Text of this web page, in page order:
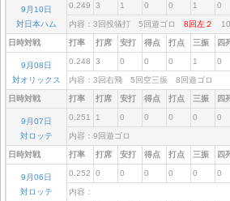
9月10日
対日本ハム
0.249 3 1 0 0 1 0
内容：3回投犠打 5回遊ゴロ 8回左２
日時対戦 打率 打席 安打 得点 打点 三振 四
9月08日
対オリックス
0.248 3 0 0 0 1 0
内容：3回右飛 5回空三振 8回遊ゴロ
日時対戦 打率 打席 安打 得点 打点 三振 四
9月07日
対ロッテ
0.251 1 0 0 0 0 0
内容：9回遊ゴロ
日時対戦 打率 打席 安打 得点 打点 三振 四
9月06日
対ロッテ
0.252 0 0 0 0 0 0
内容：